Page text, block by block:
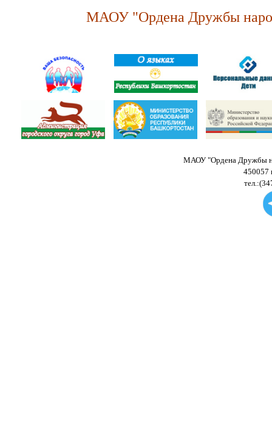
МАОУ "Ордена Дружбы
МАОУ "Ордена Дружбы
450057